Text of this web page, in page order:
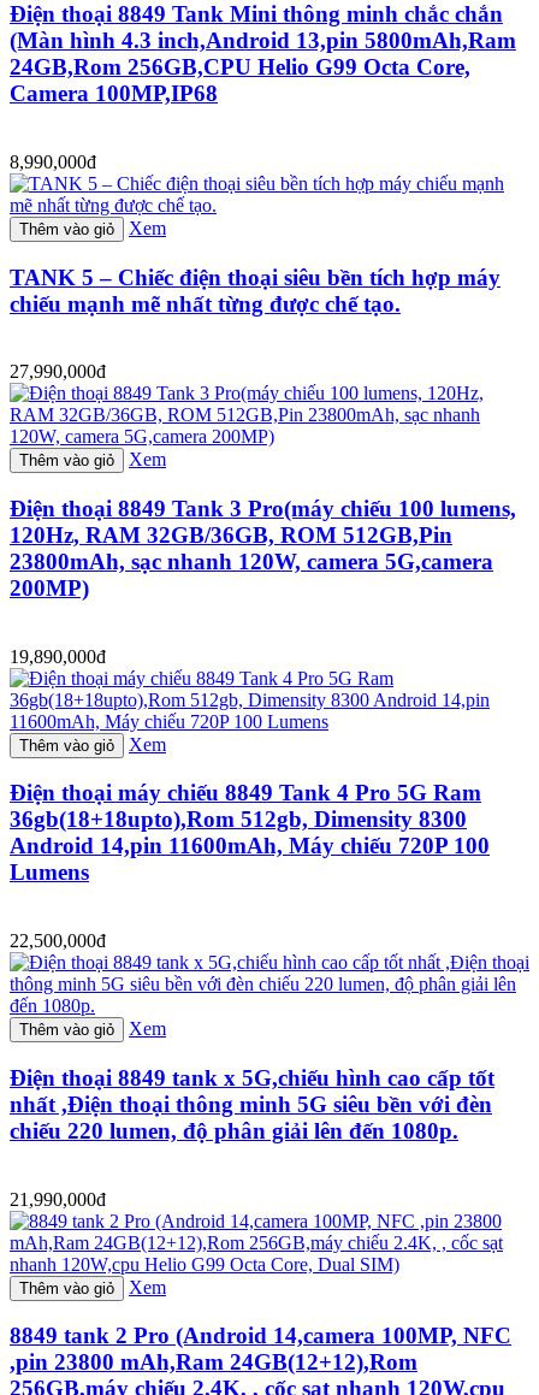
Điện thoại 8849 Tank Mini thông minh chắc chắn
(Màn hình 4.3 inch,Android 13,pin 5800mAh,Ram
24GB,Rom 256GB,CPU Helio G99 Octa Core,
Camera 100MP,IP68
8,990,000đ
Thêm vào giỏ Xem
TANK 5 – Chiếc điện thoại siêu bền tích hợp máy
chiếu mạnh mẽ nhất từng được chế tạo.
27,990,000đ
Thêm vào giỏ Xem
Điện thoại 8849 Tank 3 Pro(máy chiếu 100 lumens,
120Hz, RAM 32GB/36GB, ROM 512GB,Pin
23800mAh, sạc nhanh 120W, camera 5G,camera
200MP)
19,890,000đ
Thêm vào giỏ Xem
Điện thoại máy chiếu 8849 Tank 4 Pro 5G Ram
36gb(18+18upto),Rom 512gb, Dimensity 8300
Android 14,pin 11600mAh, Máy chiếu 720P 100
Lumens
22,500,000đ
Thêm vào giỏ Xem
Điện thoại 8849 tank x 5G,chiếu hình cao cấp tốt
nhất ,Điện thoại thông minh 5G siêu bền với đèn
chiếu 220 lumen, độ phân giải lên đến 1080p.
21,990,000đ
Thêm vào giỏ Xem
8849 tank 2 Pro (Android 14,camera 100MP, NFC
,pin 23800 mAh,Ram 24GB(12+12),Rom
256GB,máy chiếu 2.4K, , cốc sạt nhanh 120W,cpu